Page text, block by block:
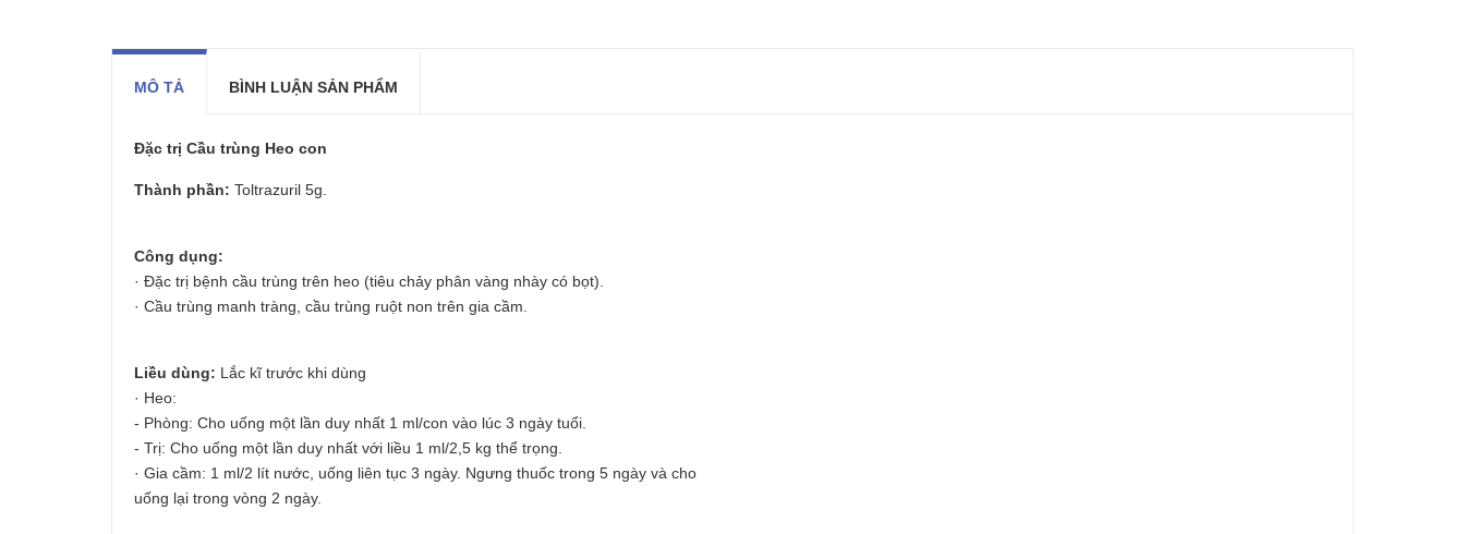
MÔ TẢ BÌNH LUẬN SẢN PHẨM
Đặc trị Cầu trùng Heo con
Thành phần: Toltrazuril 5g.
Công dụng:
· Đặc trị bệnh cầu trùng trên heo (tiêu chảy phân vàng nhày có bọt).
· Cầu trùng manh tràng, cầu trùng ruột non trên gia cầm.
Liều dùng: Lắc kĩ trước khi dùng
· Heo:
- Phòng: Cho uống một lần duy nhất 1 ml/con vào lúc 3 ngày tuổi.
- Trị: Cho uống một lần duy nhất với liều 1 ml/2,5 kg thể trọng.
· Gia cầm: 1 ml/2 lít nước, uống liên tục 3 ngày. Ngưng thuốc trong 5 ngày và cho
uống lại trong vòng 2 ngày.